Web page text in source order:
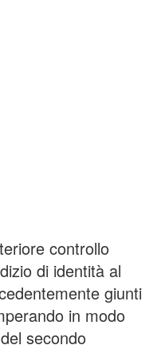
controllo
di identità al
giunti
in modo
secondo